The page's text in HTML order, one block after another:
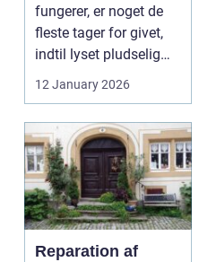
fungerer, er noget de
fleste tager for givet,
indtil lyset pludselig
går, el...
12 January 2026
Reparation af